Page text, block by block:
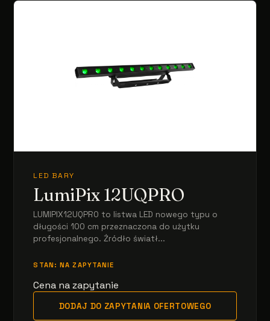
LED BARY
LumiPix 12UQPRO
LUMIPIX12UQPRO to listwa LED nowego typu o
długości 100 cm przeznaczona do użytku
profesjonalnego. Źródło światł...
STAN: NA ZAPYTANIE
Cena na zapytanie
DODAJ DO ZAPYTANIA OFERTOWEGO